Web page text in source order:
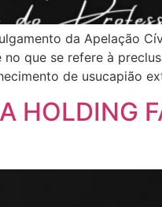
da Apelação
que se refere à
de usucapião
HOLDING